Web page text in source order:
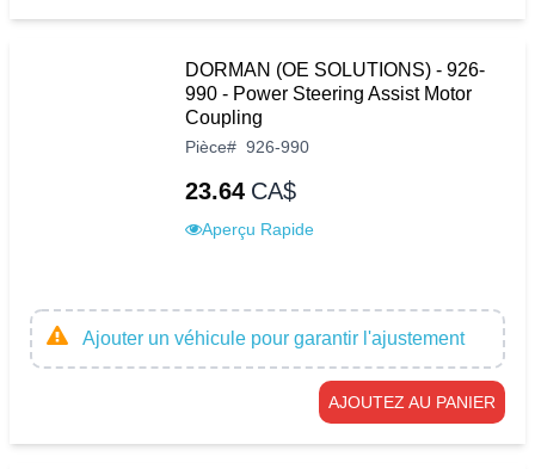
DORMAN (OE SOLUTIONS) - 926-
990 - Power Steering Assist Motor
Coupling
Pièce# 926-990
23.64 CA$
Aperçu Rapide
Ajouter un véhicule pour garantir l'ajustement
AJOUTEZ AU PANIER